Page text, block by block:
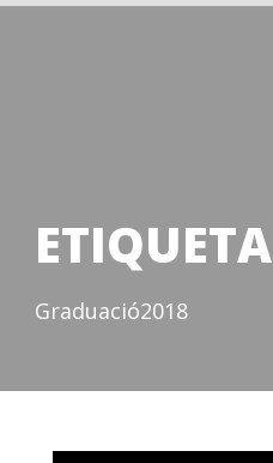
ETIQUETA
Graduació2018